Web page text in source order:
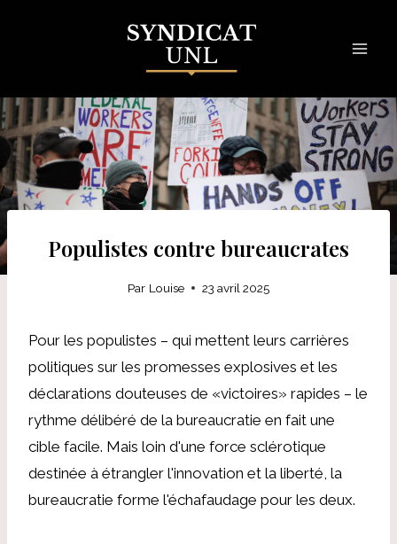
Populistes contre bureaucrates
Par Louise 23 avril 2025
Pour les populistes – qui mettent leurs carrières
politiques sur les promesses explosives et les
déclarations douteuses de «victoires» rapides – le
rythme délibéré de la bureaucratie en fait une
cible facile. Mais loin d'une force sclérotique
destinée à étrangler l'innovation et la liberté, la
bureaucratie forme l'échafaudage pour les deux.